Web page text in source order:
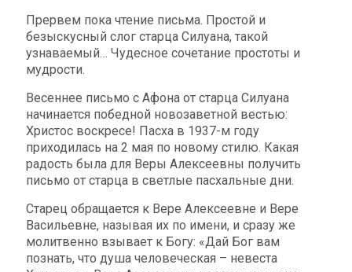
Прервем пока чтение письма. Простой и
безыскусный слог старца Силуана, такой
узнаваемый… Чудесное сочетание простоты и
мудрости.
Весеннее письмо с Афона от старца Силуана
начинается победной новозаветной вестью:
Христос воскресе! Пасха в 1937-м году
приходилась на 2 мая по новому стилю. Какая
радость была для Веры Алексеевны получить
письмо от старца в светлые пасхальные дни.
Старец обращается к Вере Алексеевне и Вере
Васильевне, называя их по имени, и сразу же
молитвенно взывает к Богу: «Дай Бог вам
познать, что душа человеческая – невеста